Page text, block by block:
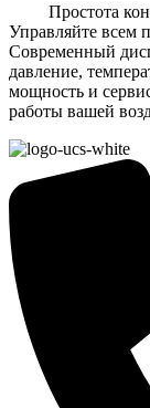
Простота
Управляйте всем
Современный
давление,
мощность и
работы вашей